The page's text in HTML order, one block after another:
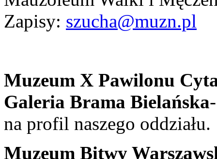
Zapisy: szucha@muzn.pl
Muzeum X Pawilonu
Galeria Brama Bielańska
na profil naszego oddziału.
Muzeum Bitwy